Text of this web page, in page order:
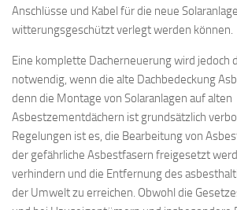
Anschlüsse und Kabel für die neue
witterungsgeschützt verlegt werden können.
Eine komplette Dacherneuerung wird jedoch
notwendig, wenn die alte Dachbedeckung
denn die Montage von Solaranlagen auf alten
Asbestzementdächern ist grundsätzlich
Regelungen ist es, die Bearbeitung von
der gefährliche Asbestfasern freigesetzt
verhindern und die Entfernung des
der Umwelt zu erreichen. Obwohl die